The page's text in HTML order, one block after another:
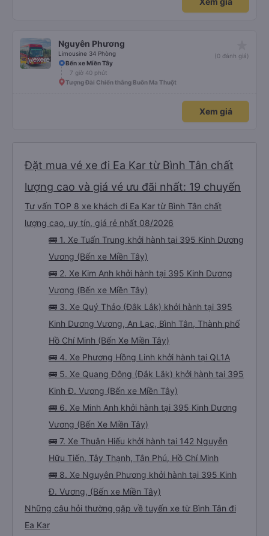
Nguyên Phương
Limousine 34 Phòng
(0 đánh giá)
Bến xe Miền Tây
7 giờ 40 phút
Tượng Đài Chiến thắng Buôn Ma Thuột
Xem giá
Đặt mua vé xe đi Ea Kar từ Bình Tân chất
lượng cao và giá vé ưu đãi nhất: 19 chuyến
Tư vấn TOP 8 xe khách đi Ea Kar từ Bình Tân chất
lượng cao, uy tín, giá rẻ nhất 08/2026
🚌 1. Xe Tuấn Trung khởi hành tại 395 Kinh Dương
Vương (Bến xe Miền Tây)
🚌 2. Xe Kim Anh khởi hành tại 395 Kinh Dương
Vương (Bến xe Miền Tây)
🚌 3. Xe Quý Thảo (Đắk Lắk) khởi hành tại 395
Kinh Dương Vương, An Lạc, Bình Tân, Thành phố
Hồ Chí Minh (Bến Xe Miền Tây)
🚌 4. Xe Phương Hồng Linh khởi hành tại QL1A
🚌 5. Xe Quang Đông (Đắk Lắk) khởi hành tại 395
Kinh Đ. Vương (Bến xe Miền Tây)
🚌 6. Xe Minh Anh khởi hành tại 395 Kinh Dương
Vương (Bến Xe Miền Tây)
🚌 7. Xe Thuận Hiếu khởi hành tại 142 Nguyễn
Hữu Tiến, Tây Thạnh, Tân Phú, Hồ Chí Minh
🚌 8. Xe Nguyên Phương khởi hành tại 395 Kinh
Đ. Vương, (Bến xe Miền Tây)
Những câu hỏi thường gặp về tuyến xe từ Bình Tân đi
Ea Kar